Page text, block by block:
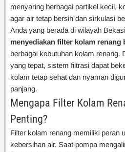
menyaring berbagai partikel kecil,
agar air tetap bersih dan sirkulasi
Anda yang berada di wilayah
menyediakan filter kolam renang
berbagai kebutuhan kolam renang.
yang tepat, sistem filtrasi dapat
kolam tetap sehat dan nyaman
panjang.
Mengapa Filter Kolam
Penting?
Filter kolam renang memiliki peran
kebersihan air. Saat pompa